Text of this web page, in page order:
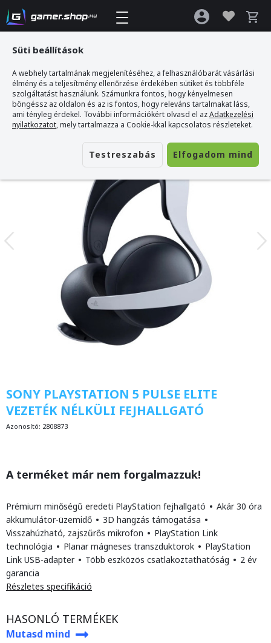
Gamer webshop >Sony PlayStation 5 PULSE ELITE vezeték nélküli fejhallgató
SONY PLAYSTATION 5 PULSE ELITE
VEZETÉK NÉLKÜLI FEJHALLGATÓ
Azonosító: 2808873
A terméket már nem forgalmazzuk!
Prémium minőségű eredeti PlayStation fejhallgató • Akár 30 óra
akkumulátor-üzemidő • 3D hangzás támogatása •
Visszahúzható, zajszűrős mikrofon • PlayStation Link
technológia • Planar mágneses transzduktorok • PlayStation
Link USB-adapter • Több eszközös csatlakoztathatóság • 2 év
garancia
Részletes specifikáció
HASONLÓ TERMÉKEK
Mutasd mind
Süti beállítások
A webhely tartalmának megjelenítéséhez, a felhasználóbarát vásárlási
élmény és a teljesítmény ellenőrzése érdekében sütiket és többféle
szolgáltatást használunk. Számunkra fontos, hogy kényelmesen
böngéssz az oldalon és az is fontos, hogy releváns tartalmakat láss,
ami tényleg érdekel. További információkért olvasd el azAdatkezelési
nyilatkozatot, mely tartalmazza a Cookie-kkal kapcsolatos részleteket.
Testreszabás Elfogadom mind